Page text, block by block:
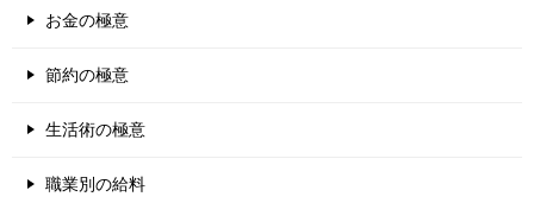
お金の極意
節約の極意
生活術の極意
職業別の給料